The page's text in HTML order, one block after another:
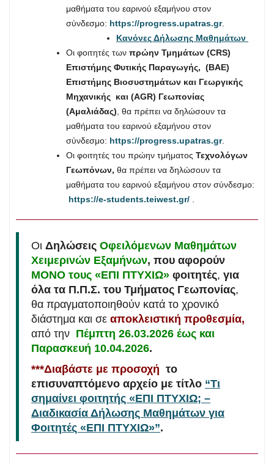
μαθήματα του εαρινού εξαμήνου στον
σύνδεσμο: https://progress.upatras.gr.
Κανόνες Δήλωσης Μαθημάτων
Οι φοιτητές των πρώην Τμημάτων (CRS)
Επιστήμης Φυτικής Παραγωγής, (BAE)
Επιστήμης Βιοσυστημάτων και Γεωργικής
Μηχανικής και (AGR) Γεωπονίας
(Αμαλιάδας) , θα πρέπει να δηλώσουν τα
μαθήματα του εαρινού εξαμήνου στον
σύνδεσμο: https://progress.upatras.gr.
Οι φοιτητές του πρώην τμήματος Τεχνολόγων
Γεωπόνων, θα πρέπει να δηλώσουν τα
μαθήματα του εαρινού εξαμήνου στον σύνδεσμο:
https://e-students.teiwest.gr/
Oι Δηλώσεις Οφειλόμενων Μαθημάτων
Χειμερινών Εξαμήνων, που αφορούν
ΜΟΝΟ τους «ΕΠΙ ΠΤΥΧΙΩ» φοιτητές, για
όλα τα Π.Π.Σ. του Τμήματος Γεωπονίας,
θα πραγματοποιηθούν κατά το χρονικό
διάστημα και σε αποκλειστική προθεσμία,
από την Πέμπτη 26.03.2026 έως και
Παρασκευή 10.04.2026.
***Διαβάστε με προσοχή το
επισυναπτόμενο αρχείο με τίτλο “Τι
σημαίνει φοιτητής «ΕΠΙ ΠΤΥΧΙΩ; –
Διαδικασία Δήλωσης Μαθημάτων για
Φοιτητές «ΕΠΙ ΠΤΥΧΙΩ»”.